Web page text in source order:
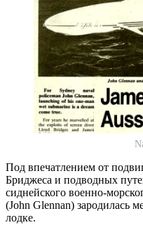
Под впечатлением от
Бриджеса и подводных
сиднейского военно-
(John Glennan) зародилась
лодке.